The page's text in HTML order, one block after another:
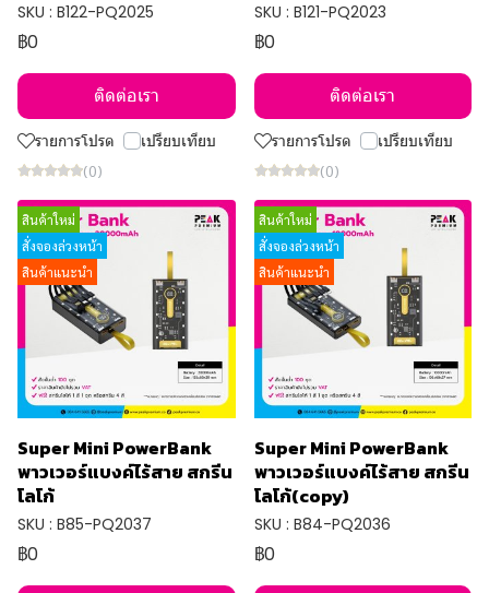
SKU : B122-PQ2025
฿0
ติดต่อเรา
รายการโปรด เปรียบเทียบ
(0)
SKU : B121-PQ2023
฿0
ติดต่อเรา
รายการโปรด เปรียบเทียบ
(0)
สินค้าใหม่
สั่งจองล่วงหน้า
สินค้าแนะนำ
Super Mini PowerBank
พาวเวอร์แบงค์ไร้สาย สกรีน
โลโก้
SKU : B85-PQ2037
฿0
สินค้าใหม่
สั่งจองล่วงหน้า
สินค้าแนะนำ
Super Mini PowerBank
พาวเวอร์แบงค์ไร้สาย สกรีน
โลโก้(copy)
SKU : B84-PQ2036
฿0